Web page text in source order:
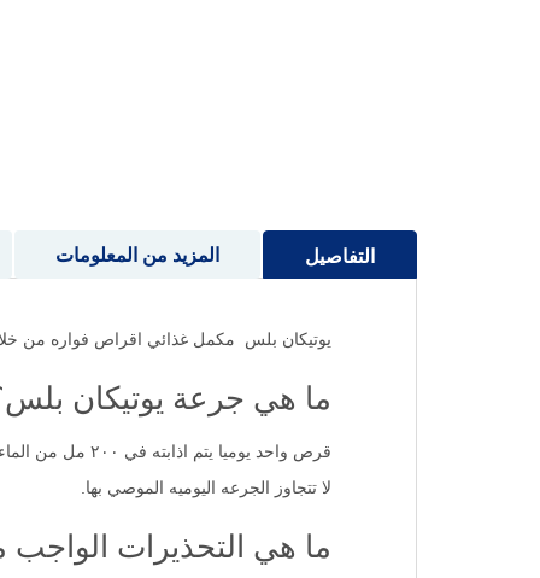
التفاصيل
يوتيكان بلس مكمل غذائي اقراص فواره من
ما هي جرعة يوتيكان
قرص واحد يوميا يتم اذابته في ٢٠٠ مل من الماء
لا تتجاوز الجرعه اليوميه الموصي بها.
ما هي التحذيرات الواجب
المزيد من المعلومات